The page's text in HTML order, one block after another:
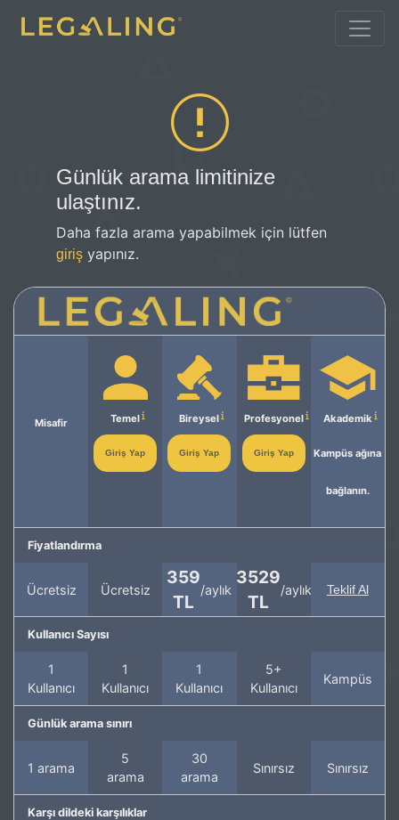
Günlük arama limitinize
ulaştınız.
Daha fazla arama yapabilmek için lütfen
giriş yapınız.
Misafir Temel
Giriş Yap
Bireysel
Giriş Yap
Profesyonel
Giriş Yap
Akademik
Kampüs ağına
bağlanın.
Fiyatlandırma
Ücretsiz Ücretsiz
359
TL
/aylık
3529
TL
/aylık Teklif Al
Kullanıcı Sayısı
1
Kullanıcı
1
Kullanıcı
1
Kullanıcı
5+
Kullanıcı
Kampüs
Günlük arama sınırı
1 arama
5
arama
30
arama
Sınırsız Sınırsız
Karşı dildeki karşılıklar